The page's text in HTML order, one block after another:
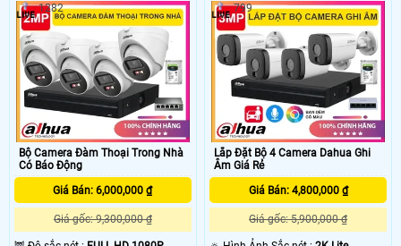
Bộ Camera Đàm Thoại Trong Nhà
Có Báo Động
Giá Bán: 6,000,000 ₫
Giá gốc: 9,300,000 ₫
1282
Lắp Đặt Bộ 4 Camera Dahua Ghi
Âm Giá Rẻ
Giá Bán: 4,800,000 ₫
Giá gốc: 5,900,000 ₫
799